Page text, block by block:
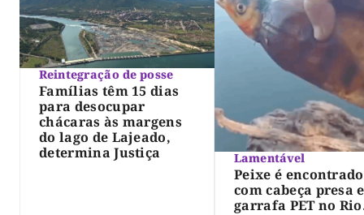
Reintegração de posse
Famílias têm 15 dias
para desocupar
chácaras às margens
do lago de Lajeado,
determina Justiça
Lamentável
Peixe é encontrado
com cabeça presa
garrafa PET no Rio